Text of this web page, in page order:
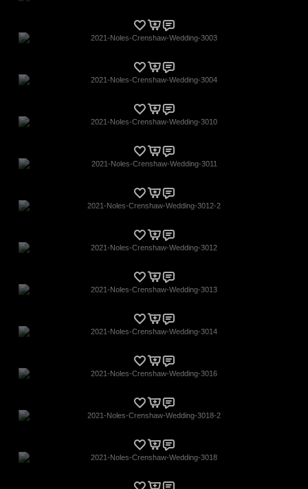
2021-Noles-Crenshaw-Wedding-3003
2021-Noles-Crenshaw-Wedding-3004
2021-Noles-Crenshaw-Wedding-3010
2021-Noles-Crenshaw-Wedding-3011
2021-Noles-Crenshaw-Wedding-3012-2
2021-Noles-Crenshaw-Wedding-3012
2021-Noles-Crenshaw-Wedding-3013
2021-Noles-Crenshaw-Wedding-3014
2021-Noles-Crenshaw-Wedding-3016
2021-Noles-Crenshaw-Wedding-3018-2
2021-Noles-Crenshaw-Wedding-3018